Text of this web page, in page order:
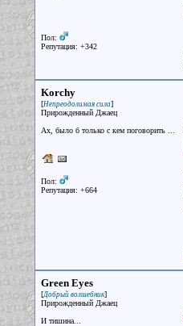
Пол:
Репутация: +342
Korchy
[Непреодолимая сила]
Прирожденный Джаец
Ах, было б только с кем поговорить ...
Пол:
Репутация: +664
Green Eyes
[Добрый волшебник]
Прирожденный Джаец
И тишина...